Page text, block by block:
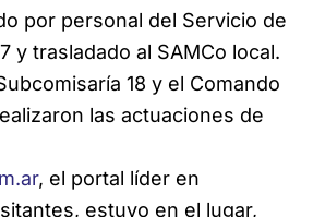
por personal del Servicio de
y trasladado al SAMCo local.
18 y el Comando
las actuaciones de
, el portal líder en
estuvo en el lugar,